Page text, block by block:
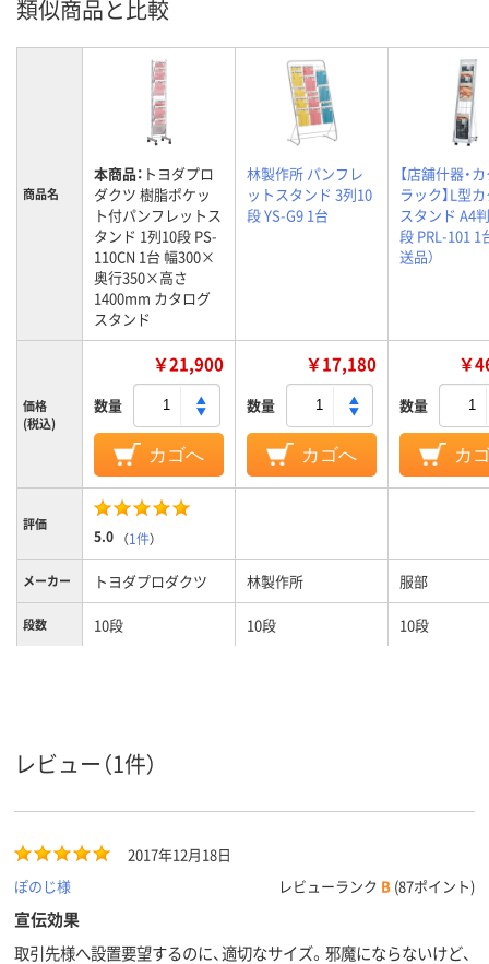
類似商品と比較
商品名
本商品： トヨダプロ
ダクツ 樹脂ポケッ
ト付パンフレットス
タンド 1列10段 PS-
110CN 1台 幅300×
奥行350×高さ
1400mm カタログ
スタンド
林製作所 パンフレ
ットスタンド 3列10
段 YS-G9 1台
【店舗什器・
ラック】L型
スタンド A4
段 PRL-101 1
送品）
価格
(税込)
￥21,900
数量
カゴへ
￥17,180
数量
カゴへ
￥
数量
カ
評価
5.0 （1件）
メーカー トヨダプロダクツ 林製作所 服部
段数 10段 10段 10段
レビュー（1件）
2017年12月18日
ぽのじ様
レビューランク B (87ポイント)
宣伝効果
取引先様へ設置要望するのに、適切なサイズ。邪魔にならないけど、